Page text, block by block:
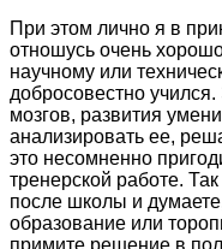
При этом лично я в
отношусь очень
научному или
добросовестно
мозгов, развития
анализировать ее,
это несомненно
тренерской работе.
после школы и
образование или
примите решение в